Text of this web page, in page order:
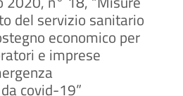
del servizio sanitario
economico per
e imprese
covid-19”